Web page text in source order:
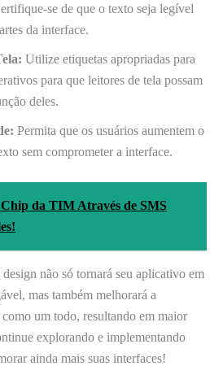
se de que o texto seja legível
da interface.
Utilize etiquetas apropriadas para
para que leitores de tela possam
deles.
Permita que os usuários aumentem o
sem comprometer a interface.
da TIM Através de SMS
não só tornará seu aplicativo em
mas também melhorará a
como um todo, resultando em maior
explorando e implementando
ainda mais suas interfaces!